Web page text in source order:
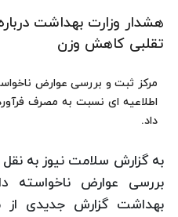
هشدار وزارت بهداشت
تقلبی کاهش وزن
مرکز ثبت و بررسی عوارض
اطلاعیه ای نسبت به مصرف
داد.
به گزارش سلامت نیوز به نقل
بررسی عوارض ناخواسته
بهداشت گزارش جدیدی از